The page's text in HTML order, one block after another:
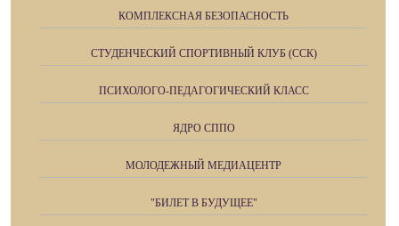
КОМПЛЕКСНАЯ БЕЗОПАСНОСТЬ
СТУДЕНЧЕСКИЙ СПОРТИВНЫЙ КЛУБ (ССК)
ПСИХОЛОГО-ПЕДАГОГИЧЕСКИЙ КЛАСС
ЯДРО СППО
МОЛОДЕЖНЫЙ МЕДИАЦЕНТР
"БИЛЕТ В БУДУЩЕЕ"